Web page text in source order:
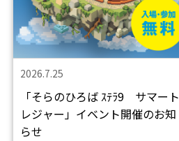
2026.7.25
「そらのひろば ｽﾃﾗ9 サマート
レジャー」イベント開催のお知
らせ